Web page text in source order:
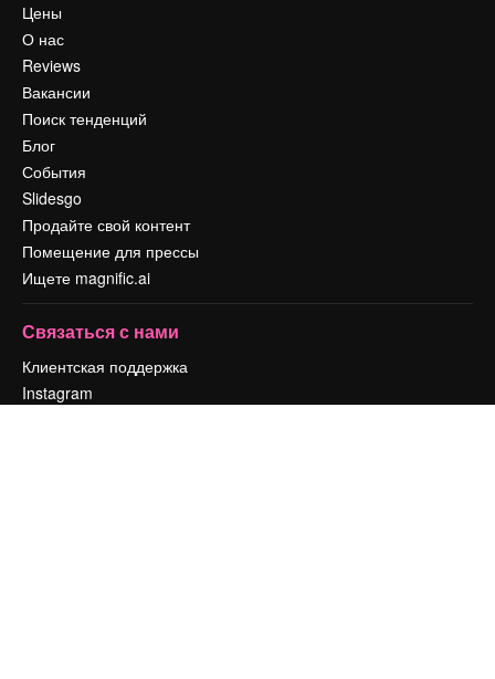
Цены
О нас
Reviews
Вакансии
Поиск тенденций
Блог
События
Slidesgo
Продайте свой контент
Помещение для прессы
Ищете magnific.ai
Связаться с нами
Клиентская поддержка
Instagram